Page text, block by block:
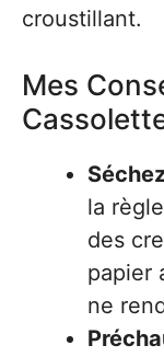
croustillant.
Mes
la
des
papier
ne